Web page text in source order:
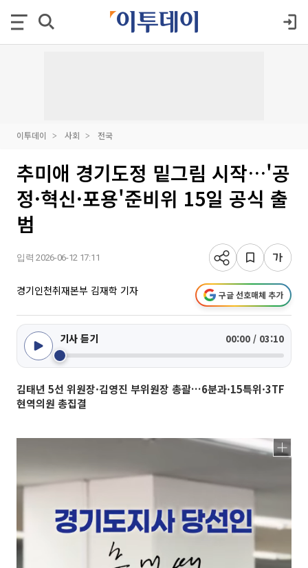
이투데이 사회 전국
추미애 경기도정 밑그림 시작…'공
정·혁신·포용'준비위 15일 공식 출
범
입력 2026-06-12 17:11
경기인천취재본부 김재학 기자 구글 선호매체 추가
기사 듣기 00:00 / 03:10
김태년 5선 위원장·김영진 부위원장 총괄…6분과·15특위·3TF
현역의원 총집결